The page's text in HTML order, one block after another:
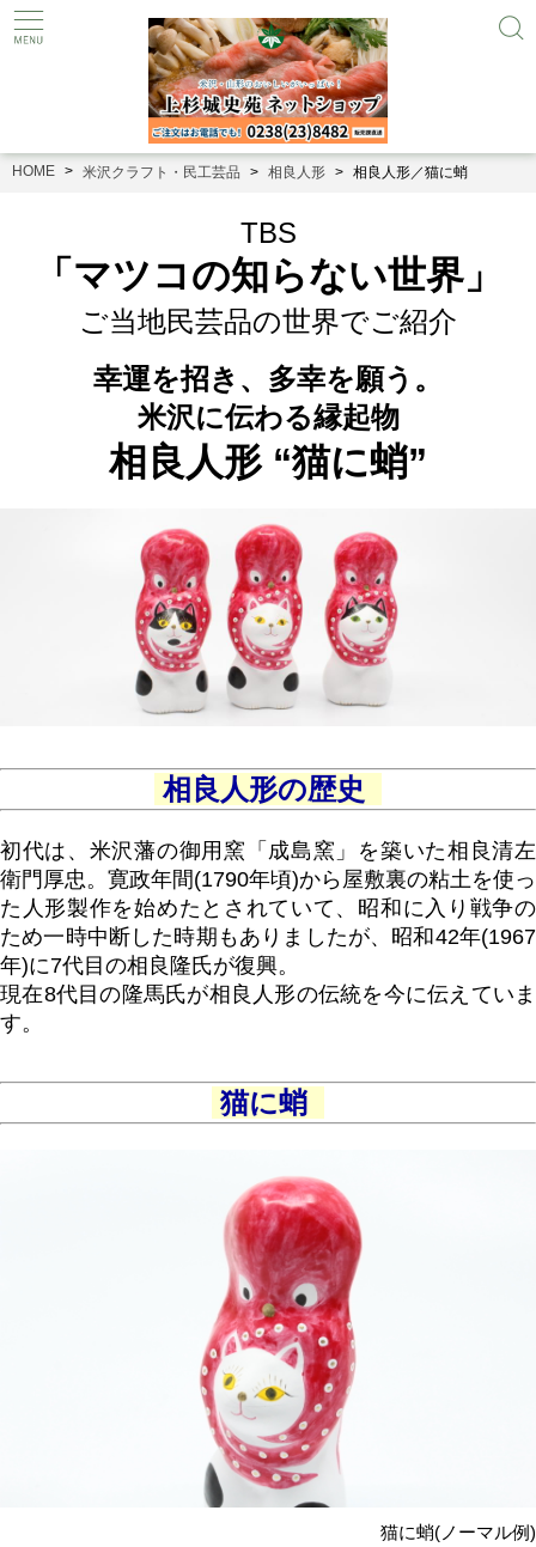
HOME 米沢クラフト・民工芸品 相良人形 相良人形／猫に蛸
TBS
「マツコの知らない世界」
ご当地民芸品の世界でご紹介
幸運を招き、多幸を願う。
米沢に伝わる縁起物
相良人形 “猫に蛸”
相良人形の歴史
初代は、米沢藩の御用窯「成島窯」を築いた相良清左
衛門厚忠。寛政年間(1790年頃)から屋敷裏の粘土を使っ
た人形製作を始めたとされていて、昭和に入り戦争の
ため一時中断した時期もありましたが、昭和42年(1967
年)に7代目の相良隆氏が復興。
現在8代目の隆馬氏が相良人形の伝統を今に伝えていま
す。
猫に蛸
猫に蛸(ノーマル例)